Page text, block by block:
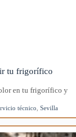
tu frigorífico
en tu frigorífico y
técnico ,Sevilla